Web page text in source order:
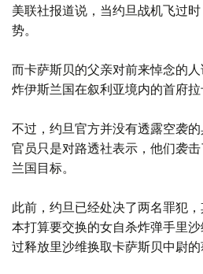
美联社报道说，当约旦战机飞过
势。
而卡萨斯贝的父亲对前来悼念的
炸伊斯兰国在叙利亚境内的首府拉
不过，约旦官方并没有透露空袭
官员只是对路透社表示，他们袭
兰国目标。
此前，约旦已经处决了两名罪犯
本打算要交换的女自杀炸弹手里
过释放里沙维换取卡萨斯贝中尉的